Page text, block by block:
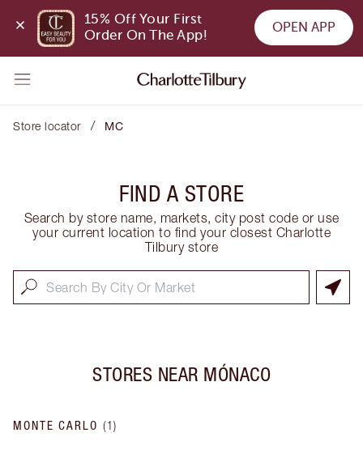
15% Off Your First
Order On The App!
OPEN APP
Store locator / MC
FIND A STORE
Search by store name, markets, city post code or use
your current location to find your closest Charlotte
Tilbury store
STORES NEAR MÓNACO
MONTE CARLO (1)